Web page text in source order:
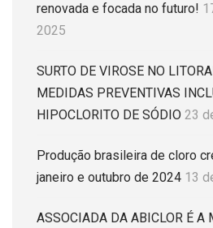
renovada e focada no futuro!
2025
SURTO DE VIROSE NO
MEDIDAS PREVENTIVAS
HIPOCLORITO DE SÓDIO 23
Produção brasileira de cloro
janeiro e outubro de 2024 13
ASSOCIADA DA ABICLOR É A